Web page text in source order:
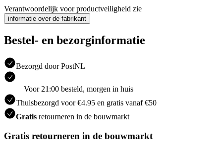
Verantwoordelijk voor productveiligheid zie
informatie over de fabrikant
Bestel- en bezorginformatie
Bezorgd door PostNL
Voor 21:00 besteld, morgen in huis
Thuisbezorgd voor €4.95 en gratis vanaf €50
Gratis retourneren in de bouwmarkt
Gratis retourneren in de bouwmarkt